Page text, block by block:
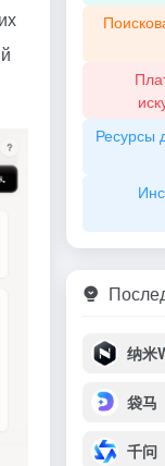
Ресурсы
纳米
袋马
千问